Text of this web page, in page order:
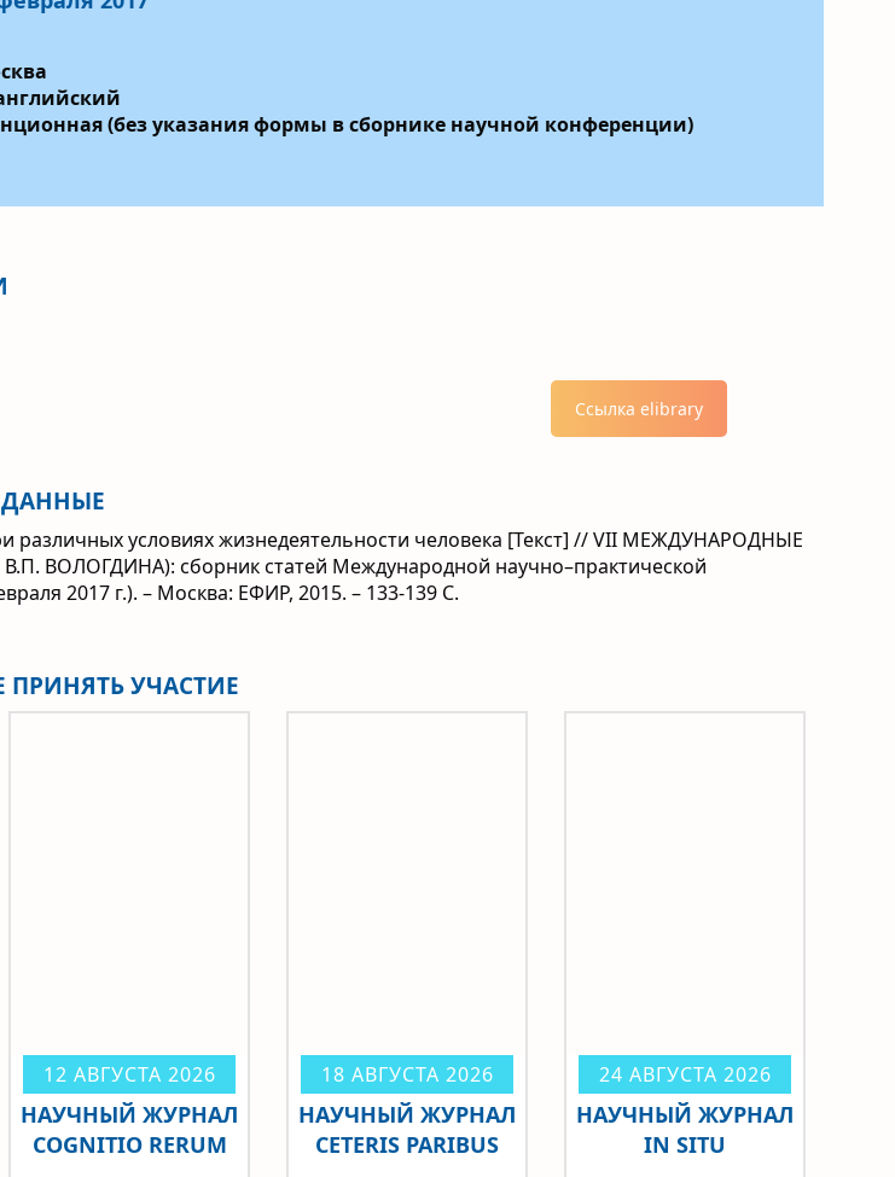
(без указания формы в сборнике научной конференции)
Ссылка elibrary
различных условиях жизнедеятельности человека [Текст] // VII МЕЖДУНАРОДНЫЕ
ВОЛОГДИНА): сборник статей Международной научно–практической
2017 г.). – Москва: ЕФИР, 2015. – 133-139 С.
УЧАСТИЕ
12 АВГУСТА 2026
НАУЧНЫЙ ЖУРНАЛ
COGNITIO RERUM
18 АВГУСТА 2026
НАУЧНЫЙ ЖУРНАЛ
CETERIS PARIBUS
24 АВГУСТА 2026
НАУЧНЫЙ ЖУРНАЛ
IN SITU